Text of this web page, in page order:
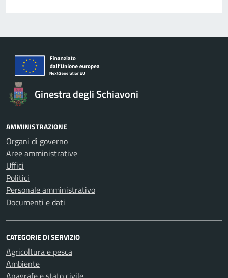
Ginestra degli Schiavoni
AMMINISTRAZIONE
Organi di governo
Aree amministrative
Uffici
Politici
Personale amministrativo
Documenti e dati
CATEGORIE DI SERVIZIO
Agricoltura e pesca
Ambiente